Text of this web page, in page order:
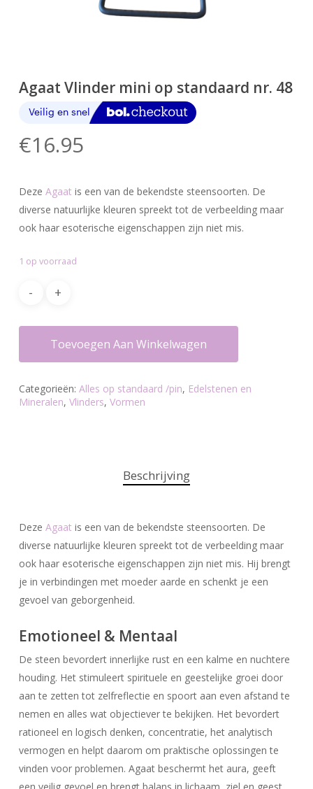
Agaat Vlinder mini op standaard nr. 48
€16.95
Deze Agaat is een van de bekendste steensoorten. De
diverse natuurlijke kleuren spreekt tot de verbeelding maar
ook haar esoterische eigenschappen zijn niet mis.
1 op voorraad
Toevoegen Aan Winkelwagen
Categorieën: Alles op standaard /pin, Edelstenen en
Mineralen, Vlinders, Vormen
Beschrijving
Deze Agaat is een van de bekendste steensoorten. De
diverse natuurlijke kleuren spreekt tot de verbeelding maar
ook haar esoterische eigenschappen zijn niet mis. Hij brengt
je in verbindingen met moeder aarde en schenkt je een
gevoel van geborgenheid.
Emotioneel & Mentaal
De steen bevordert innerlijke rust en een kalme en nuchtere
houding. Het stimuleert spirituele en geestelijke groei door
aan te zetten tot zelfreflectie en spoort aan even afstand te
nemen en alles wat objectiever te bekijken. Het bevordert
rationeel en logisch denken, concentratie, het analytisch
vermogen en helpt daarom om praktische oplossingen te
vinden voor problemen. Agaat beschermt het aura, geeft
een veilig gevoel en brengt balans in lichaam, ziel en geest.